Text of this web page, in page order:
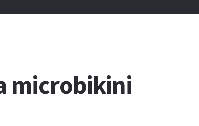
microbikini